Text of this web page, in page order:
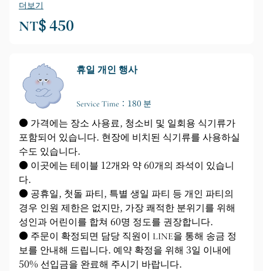
더보기
NT$ 450
휴일 개인 행사
Service Time：180 분
● 가격에는 장소 사용료, 청소비 및 일회용 식기류가
포함되어 있습니다. 현장에 비치된 식기류를 사용하실
수도 있습니다.
● 이곳에는 테이블 12개와 약 60개의 좌석이 있습니
다.
● 공휴일, 첫돌 파티, 특별 생일 파티 등 개인 파티의
경우 인원 제한은 없지만, 가장 쾌적한 분위기를 위해
성인과 어린이를 합쳐 60명 정도를 권장합니다.
● 주문이 확정되면 담당 직원이 LINE을 통해 송금 정
보를 안내해 드립니다. 예약 확정을 위해 3일 이내에
50% 선입금을 완료해 주시기 바랍니다.